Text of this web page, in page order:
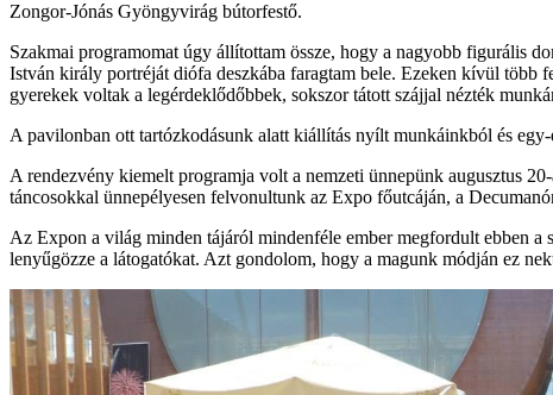
Zongor-Jónás Gyöngyvirág bútorfestő.
Szakmai programomat úgy állítottam össze, hogy a nagyobb figurális
István király portréját diófa deszkába faragtam bele. Ezeken kívül több
gyerekek voltak a legérdeklődőbbek, sokszor tátott szájjal nézték
A pavilonban ott tartózkodásunk alatt kiállítás nyílt munkáinkból és
A rendezvény kiemelt programja volt a nemzeti ünnepünk augusztus
táncosokkal ünnepélyesen felvonultunk az Expo főutcáján, a
Az Expon a világ minden tájáról mindenféle ember megfordult ebben
lenyűgözze a látogatókat. Azt gondolom, hogy a magunk módján ez